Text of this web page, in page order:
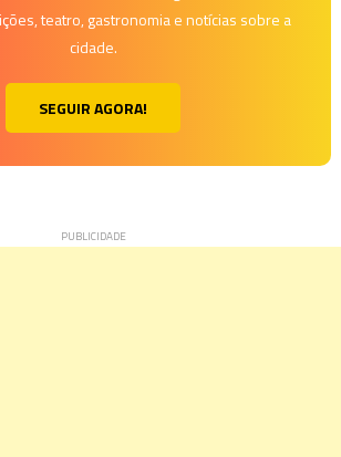
teatro, gastronomia e notícias sobre a
cidade.
SEGUIR AGORA!